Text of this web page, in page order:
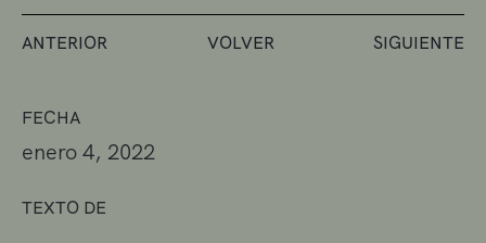
FECHA
enero 4, 2022
TEXTO DE
ANTERIOR VOLVER SIGUIENTE